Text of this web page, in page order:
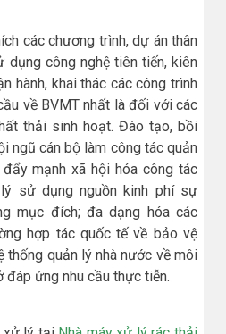
các chương trình, dự án thân
dụng công nghệ tiên tiến, kiên
hành, khai thác các công trình
về BVMT nhất là đối với các
thải sinh hoạt. Đào tạo, bồi
ngũ cán bộ làm công tác quản
mạnh xã hội hóa công tác
sử dụng nguồn kinh phí sự
mục đích; đa dạng hóa các
hợp tác quốc tế về bảo vệ
thống quản lý nhà nước về môi
ứng nhu cầu thực tiễn.